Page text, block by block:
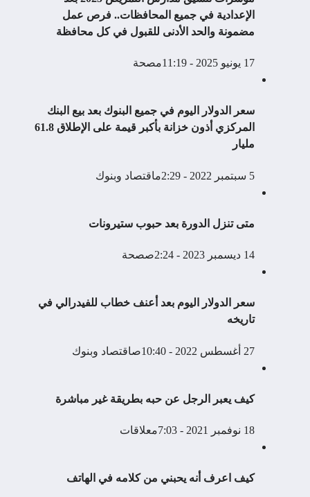
الإعدادية في جميع المحافظات.. فرص عمل
مضمونة والحد الأدنى للقبول في كل محافظة
17 يونيو 2025 - 11:19م صحة
سعر الدولار اليوم في جميع البنوك بعد بيع البنك
المركزي أذون خزانة بأكبر قيمة على الإطلاق 61.8
مليار
5 سبتمبر 2022 - 2:29م اقتصاد وبنوك
متى تنزل الدورة بعد حبوب ستيرونات
14 ديسمبر 2023 - 2:24ص صحة
سعر الدولار اليوم بعد أعنف خطاب للفيدرالي في
تاريخه
27 أغسطس 2022 - 10:40ص اقتصاد وبنوك
كيف يعبر الرجل عن حبه بطريقة غير مباشرة
18 نوفمبر 2021 - 7:03م علاقات
كيف اعرف أنه يحبني من كلامه في الهاتف